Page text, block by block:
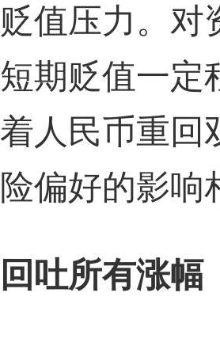
值压力。对
期贬值一
人民币重回
偏好的影响
回吐所有涨幅